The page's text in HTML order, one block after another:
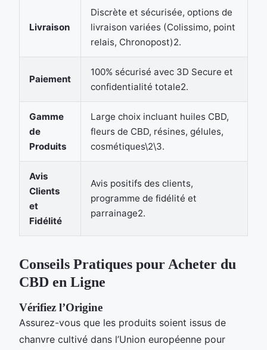
Livraison
Discrète et sécurisée, options de
livraison variées (Colissimo, point
relais, Chronopost)2.
Paiement
100% sécurisé avec 3D Secure et
confidentialité totale2.
Gamme
de
Produits
Large choix incluant huiles CBD,
fleurs de CBD, résines, gélules,
cosmétiques\2\3.
Avis
Clients
et
Fidélité
Avis positifs des clients,
programme de fidélité et
parrainage2.
Conseils Pratiques pour Acheter du
CBD en Ligne
Vérifiez l’Origine
Assurez-vous que les produits soient issus de
chanvre cultivé dans l’Union européenne pour